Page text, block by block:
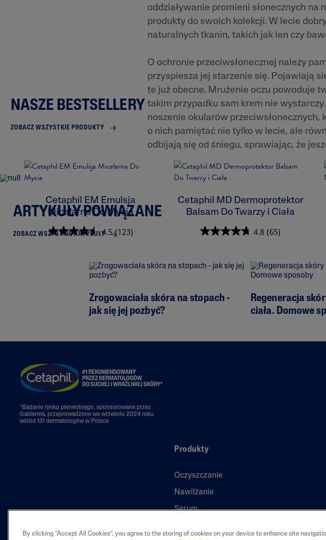
oddziaływanie promieni słonecznych
produkty do swoich kolekcji. W lecie
naturalnych tkanin, takich jak len czy
O ochronie przeciwsłonecznej należy
przyspiesza jej starzenie się. Pojawiają
te już obecne. Mrużenie oczu powoduje
takim przypadku sam krem nie
noszenie okularów
o nich pamiętać nie tylko w lecie, ale
odbijają się od śniegu, sprawiając, że
NASZE BESTSELLERY
ZOBACZ WSZYSTKIE PRODUKTY
Cetaphil EM Emulsja
Micelarna Do Mycia
4.5 (123)
Cetaphil MD Dermoprotektor
Balsam Do Twarzy i Ciała
4.8 (65)
ARTYKUŁY POWIĄZANE
ZOBACZ WSZYSTKIE ARTYKUŁY
Zrogowaciała skóra na stopach -
jak się jej pozbyć?
Regeneracja
ciała. Domowe
*Badanie rynku pierwotnego, sponsorowane przez
Galderma, przeprowadzone we wrześniu 2024 roku
wśród 131 dermatologów w Polsce
Produkty
Oczyszczanie
Nawilżanie
Serum
By clicking “Accept All Cookies”, you agree to the storing of cookies on your device to enhance site